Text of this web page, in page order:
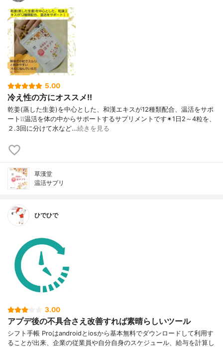
5.00
冷え性の方にオススメ!!
乾姜(蒸した生姜)を中心とした、和漢エキスが12種類配合、温活をサポ
ート❕❕温活を体の中からサポートするサプリメントです✴1日2～4粒を、
２.3回に分けて水など…続きを見る
草漢堂
温活サプリ
ひでひで
3.00
アプデ後の不具合さえ改善すれば素晴らしいツール
シフト手帳 Proはandroidとiosから基本無料でダウンロードして利用す
ることが出来、企業の従業員や自分自身のスケジュール、給与を計算し